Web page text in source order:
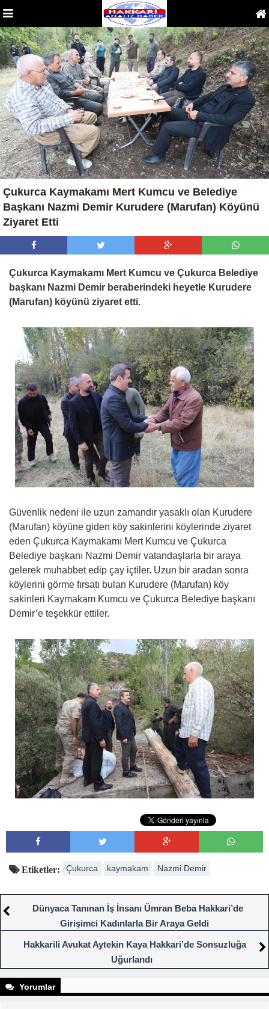
Çukurca Kaymakamı Mert Kumcu ve Belediye
Başkanı Nazmi Demir Kurudere (Marufan) Köyünü
Ziyaret Etti
Çukurca Kaymakamı Mert Kumcu ve Çukurca Belediye
başkanı Nazmi Demir beraberindeki heyetle Kurudere
(Marufan) köyünü ziyaret etti.
Güvenlik nedeni ile uzun zamandır yasaklı olan Kurudere
(Marufan) köyüne giden köy sakinlerini köylerinde ziyaret
eden Çukurca Kaymakamı Mert Kumcu ve Çukurca
Belediye başkanı Nazmi Demir vatandaşlarla bir araya
gelerek muhabbet edip çay içtiler. Uzun bir aradan sonra
köylerini görme fırsatı bulan Kurudere (Marufan) köy
sakinleri Kaymakam Kumcu ve Çukurca Belediye başkanı
Demir’e teşekkür ettiler.
Etiketler: Çukurca kaymakam Nazmi Demir
Dünyaca Tanınan İş İnsanı Ümran Beba Hakkari’de
Girişimci Kadınlarla Bir Araya Geldi
Hakkarili Avukat Aytekin Kaya Hakkari’de Sonsuzluğa
Uğurlandı
Yorumlar